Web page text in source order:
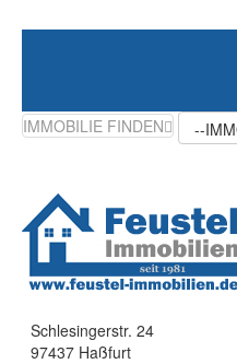
IMMOBILIE FINDEN
Schlesingerstr. 24
97437 Haßfurt